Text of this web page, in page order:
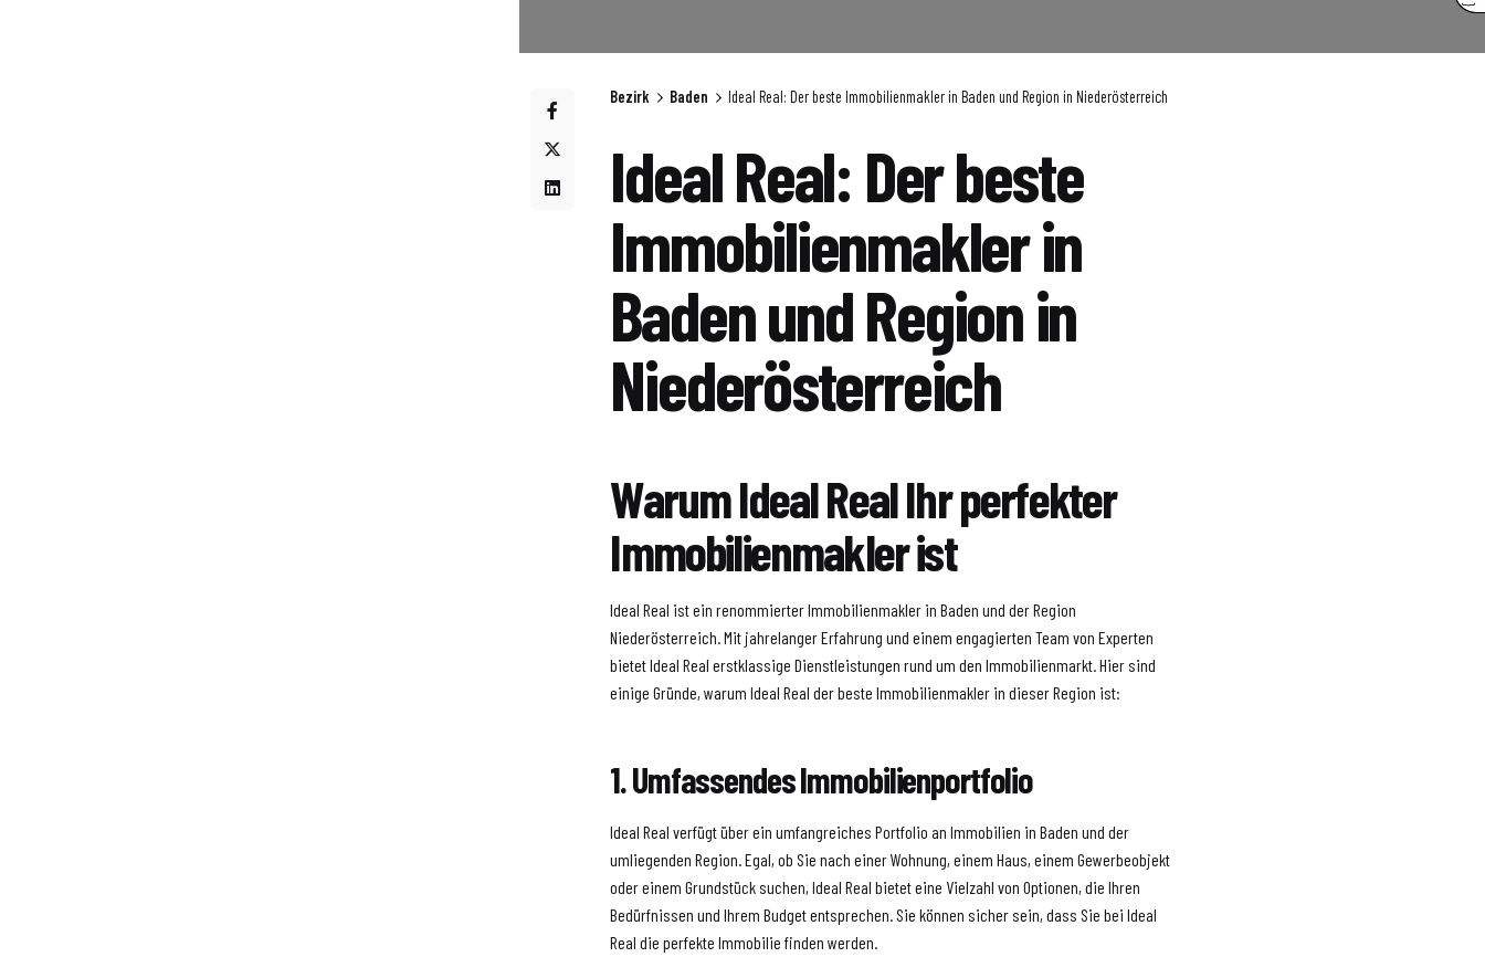
Bezirk Baden Ideal Real: Der beste Immobilienmakler in Baden und Region in Niederösterreich
Ideal Real: Der beste
Immobilienmakler in
Baden und Region in
Niederösterreich
Warum Ideal Real Ihr perfekter
Immobilienmakler ist
Ideal Real ist ein renommierter Immobilienmakler in Baden und der Region
Niederösterreich. Mit jahrelanger Erfahrung und einem engagierten Team von Experten
bietet Ideal Real erstklassige Dienstleistungen rund um den Immobilienmarkt. Hier sind
einige Gründe, warum Ideal Real der beste Immobilienmakler in dieser Region ist:
1. Umfassendes Immobilienportfolio
Ideal Real verfügt über ein umfangreiches Portfolio an Immobilien in Baden und der
umliegenden Region. Egal, ob Sie nach einer Wohnung, einem Haus, einem Gewerbeobjekt
oder einem Grundstück suchen, Ideal Real bietet eine Vielzahl von Optionen, die Ihren
Bedürfnissen und Ihrem Budget entsprechen. Sie können sicher sein, dass Sie bei Ideal
Real die perfekte Immobilie finden werden.